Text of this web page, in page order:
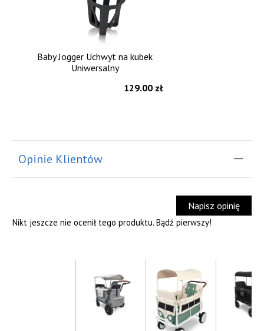
Baby Jogger Uchwyt na kubek
Uniwersalny
129.00 zł
Opinie Klientów
Napisz opinię
Nikt jeszcze nie ocenił tego produktu. Bądź pierwszy!